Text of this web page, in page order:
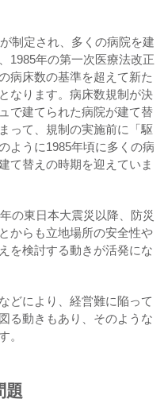
制定され、多くの病院を建
1985年の第一次医療法改正
病床数の基準を超えて新た
なります。病床数規制が決
で建てられた病院が建て替
って、規制の実施前に「駆
ように1985年頃に多くの病
て替えの時期を迎えていま
の東日本大震災以降、防災
からも立地場所の安全性や
を検討する動きが活発にな
どにより、経営難に陥って
る動きもあり、そのような
。
題